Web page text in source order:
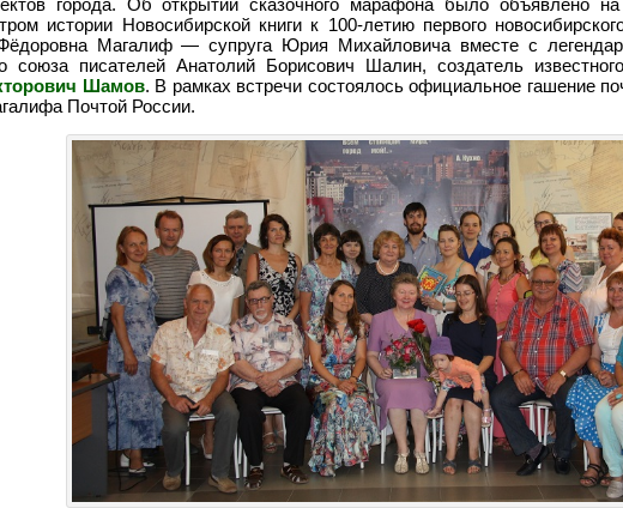
города. Об открытии сказочного марафона было объявлено на
истории Новосибирской книги к 100-летию первого
Магалиф — супруга Юрия Михайловича вместе с
союза писателей Анатолий Борисович Шалин, создатель
Шамов. В рамках встречи состоялось официальное гашение
Почтой России.